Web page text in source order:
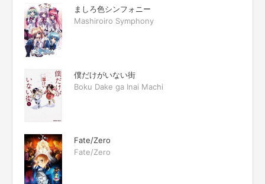
ましろ色シンフォニー
Mashiroiro Symphony
僕だけがいない街
Boku Dake ga Inai Machi
Fate/Zero
Fate/Zero